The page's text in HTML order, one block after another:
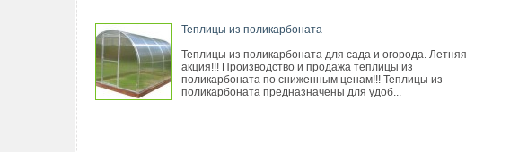
Теплицы из поликарбоната
Теплицы из поликарбоната для сада и огорода. Летняя
акция!!! Производство и продажа теплицы из
поликарбоната по сниженным ценам!!! Теплицы из
поликарбоната предназначены для удоб...